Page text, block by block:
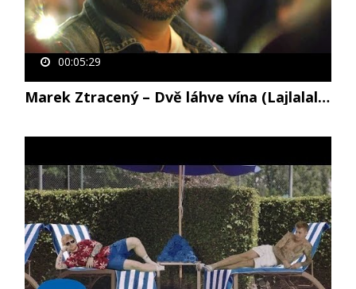
00:05:29
Marek Ztracený – Dvě láhve vína (Lajlalalaj) (oficiální video)